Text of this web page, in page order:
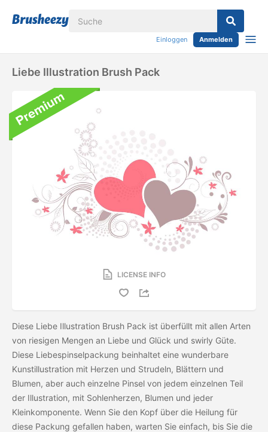
Einloggen Anmelden
Liebe Illustration Brush Pack
LICENSE INFO
Diese Liebe Illustration Brush Pack ist überfüllt mit allen Arten
von riesigen Mengen an Liebe und Glück und swirly Güte.
Diese Liebespinselpackung beinhaltet eine wunderbare
Kunstillustration mit Herzen und Strudeln, Blättern und
Blumen, aber auch einzelne Pinsel von jedem einzelnen Teil
der Illustration, mit Sohlenherzen, Blumen und jeder
Kleinkomponente. Wenn Sie den Kopf über die Heilung für
diese Packung gefallen haben, warten Sie einfach, bis Sie die